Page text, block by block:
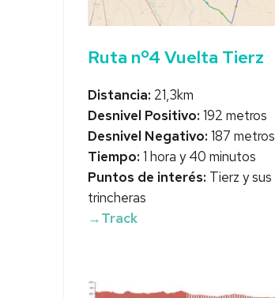
Ruta nº4 Vuelta Tierz
Distancia: 21,3km
Desnivel Positivo: 192 metros
Desnivel Negativo: 187 metros
Tiempo: 1 hora y 40 minutos
Puntos de interés: Tierz y sus
trincheras
→Track